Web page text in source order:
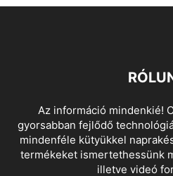
Az információ mindenkié!
gyorsabban fejlődő
mindenféle kütyükkel
termékeket ismertethessünk
illetve videó